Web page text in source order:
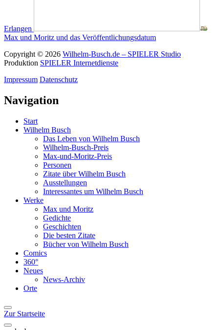
Erlangen
Max und Moritz und das Veröffentlichungsdatum
Copyright © 2026 Wilhelm-Busch.de – SPIELER Studio
Produktion SPIELER Internetdienste
Impressum Datenschutz
Navigation
Start
Wilhelm Busch
Das Leben von Wilhelm Busch
Wilhelm-Busch-Preis
Max-und-Moritz-Preis
Personen
Zitate über Wilhelm Busch
Ausstellungen
Interessantes um Wilhelm Busch
Werke
Max und Moritz
Gedichte
Geschichten
Die besten Zitate
Bücher von Wilhelm Busch
Comics
360°
Neues
News-Archiv
Orte
Zur Startseite